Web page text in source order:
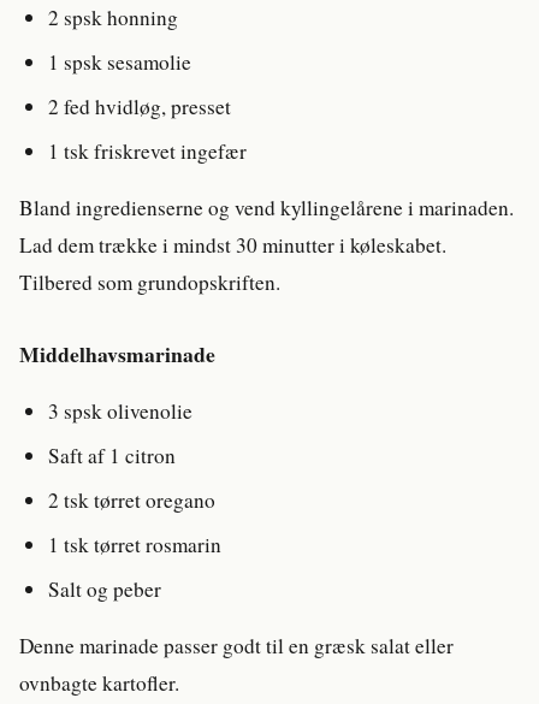
2 spsk honning
1 spsk sesamolie
2 fed hvidløg, presset
1 tsk friskrevet ingefær
Bland ingredienserne og vend kyllingelårene i marinaden.
Lad dem trække i mindst 30 minutter i køleskabet.
Tilbered som grundopskriften.
Middelhavsmarinade
3 spsk olivenolie
Saft af 1 citron
2 tsk tørret oregano
1 tsk tørret rosmarin
Salt og peber
Denne marinade passer godt til en græsk salat eller
ovnbagte kartofler.